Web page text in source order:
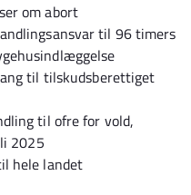
om abort
til 96 timers
til tilskudsberettiget
til ofre for vold,
2025
hele landet